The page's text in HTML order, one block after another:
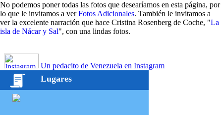
No podemos poner todas las fotos que desearíamos en esta página, por
lo que le invitamos a verFotos Adicionales. También le invitamos a
ver la excelente narración que hace Cristina Rosenberg de Coche, "La
isla de Nácar y Sal", con una lindas fotos.
Un pedacito de Venezuela en Instagram
Lugares